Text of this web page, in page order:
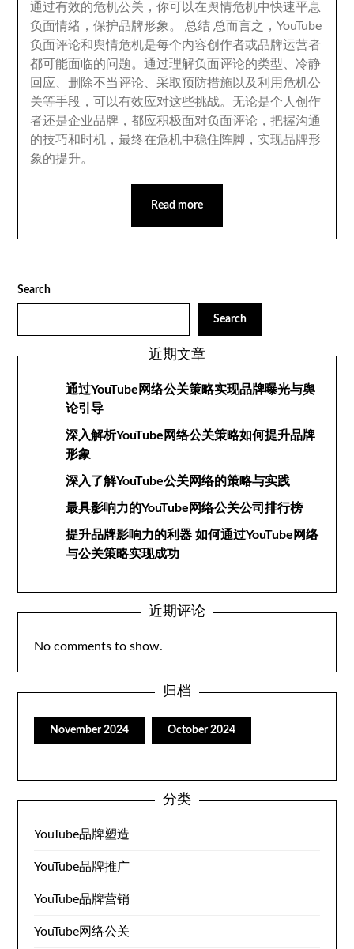
通过有效的危机公关 ，你可以在舆情危机中快速平息
负面情绪 ，保护品牌形象 。 总结 总而言之 ，YouTube
负面评论和舆情危机是每个内容创作者或品牌运营者
都可能面临的问题。通过理解负面评论的类型 、冷静
回应
、删除不当评论 、采取预防措施以及利用危机公
关等手段 ， 可以有效应对这些挑战。 无论是个人创作
者还是企业品牌 ，都应积极面对负面评论 ，把握沟通
的技巧和时机 ，最终在危机中稳住阵脚 ， 实现品牌形
象的提升。
Read more
Search
Search
近期文章
通过YouTube网络公关策略实现品牌曝光与舆
论引导
深入解析YouTube网络公关策略如何提升品牌
形象
深入了解YouTube公关网络的策略与实践
最具影响力的YouTube网络公关公司排行榜
提升品牌影响力的利器 如何通过YouTube网络
与公关策略实现成功
近期评论
No comments to show.
归档
November2024 October2024
分类
YouTube品牌塑造
YouTube品牌推广
YouTube品牌营销
YouTube网络公关